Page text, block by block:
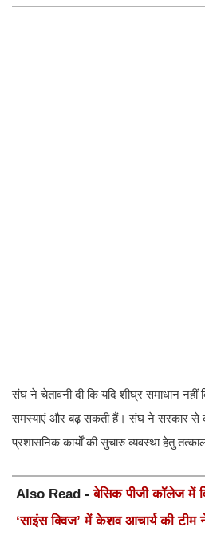
संघ ने चेतावनी दी कि यदि शीघ्र समाधान नहीं
समस्याएं और बढ़ सकती हैं। संघ ने सरकार से
प्रशासनिक कार्यों की सुचारु व्यवस्था हेतु
Also Read -बेसिक पीजी कॉलेज में
‘साइंस क्विज’ में केशव आचार्य की टीम